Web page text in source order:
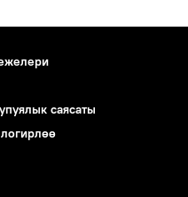
саясаты